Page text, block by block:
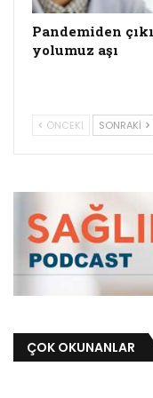
Pandemiden
yolumuz aşı
ÖNCEKI SONRAKI
ÇOK OKUNANLAR